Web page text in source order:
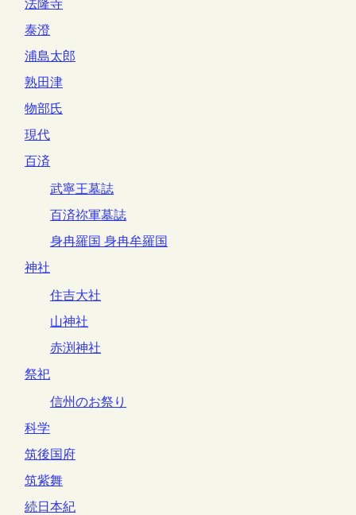
法隆寺
泰澄
浦島太郎
熟田津
物部氏
現代
百済
武寧王墓誌
百済祢軍墓誌
身冉羅国 身冉牟羅国
神社
住吉大社
山神社
赤渕神社
祭祀
信州のお祭り
科学
筑後国府
筑紫舞
続日本紀